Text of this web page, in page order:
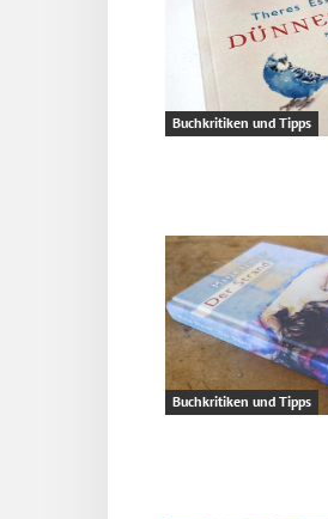
Buchkritiken und Tipps
Buchkritiken und Tipps